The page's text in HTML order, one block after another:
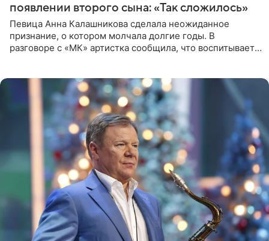
появлении второго сына: «Так сложилось»
Певица Анна Калашникова сделала неожиданное
признание, о котором молчала долгие годы. В
разговоре с «МК» артистка сообщила, что воспитывает